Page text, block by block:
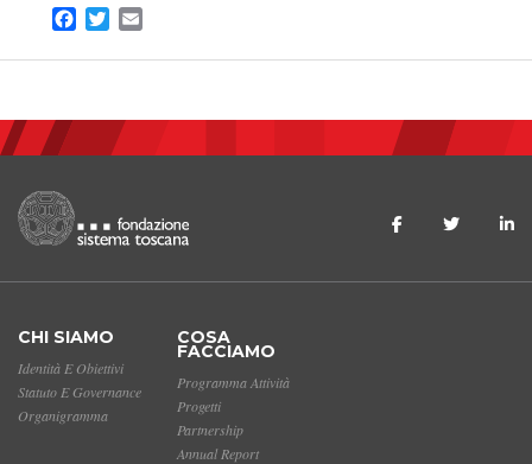
Facebook
Twitter
CHI SIAMO
Identità E Obiettivi
Statuto E Governance
Organigramma
COSA
FACCIAMO
Programma Attività
Progetti
Partnership
Annual Report